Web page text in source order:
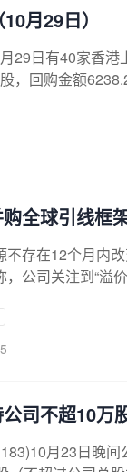
月29日）
29日有40家香
，回购金额
全球引线框
不存在12个月内
公司关注到“溢
司不超10万
月23日晚